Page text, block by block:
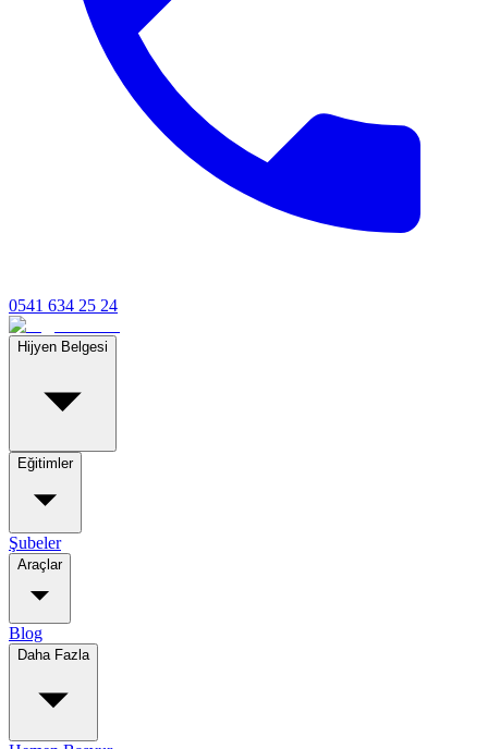
0541 634 25 24
Hijyen Belgesi
Eğitimler
Şubeler
Araçlar
Blog
Daha Fazla